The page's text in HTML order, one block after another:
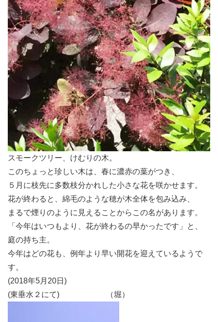
スモークツリー、けむりの木。
このちょっと珍しい木は、春に濃赤の葉がつき、
５月に枝先に多数枝分かれした小さな花を咲かせます。
花が終わると、綿毛のような穂が木全体を包み込み、
まるで煙りのように見えることからこの名があります。
「今年はいつもより、花が終わるの早かったです」と、
庭の持ち主。
今年はどの花も、例年より早い開花を迎えているようで
す。
(2018年5月20日)
(東垂水２にて) （堀）